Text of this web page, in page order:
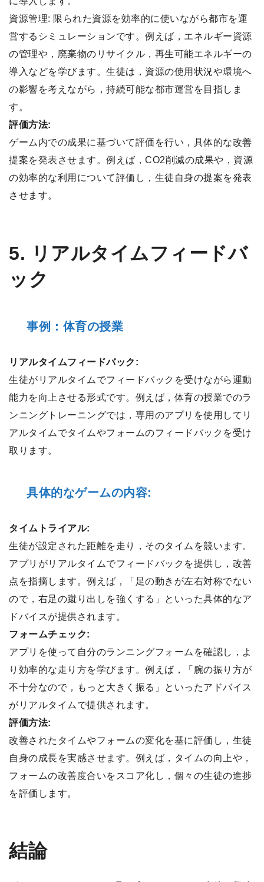
資源管理: 限られた資源を効率的に使いながら都市を運
営するシミュレーションです。例えば，エネルギー資源
の管理や，廃棄物のリサイクル，再生可能エネルギーの
導入などを学びます。生徒は，資源の使用状況や環境へ
の影響を考えながら，持続可能な都市運営を目指しま
す。
評価方法:
ゲーム内での成果に基づいて評価を行い，具体的な改善
提案を発表させます。例えば，CO2削減の成果や，資源
の効率的な利用について評価し，生徒自身の提案を発表
させます。
5. リアルタイムフィードバ
ック
事例：体育の授業
リアルタイムフィードバック:
生徒がリアルタイムでフィードバックを受けながら運動
能力を向上させる形式です。例えば，体育の授業でのラ
ンニングトレーニングでは，専用のアプリを使用してリ
アルタイムでタイムやフォームのフィードバックを受け
取ります。
具体的なゲームの内容:
タイムトライアル:
生徒が設定された距離を走り，そのタイムを競います。
アプリがリアルタイムでフィードバックを提供し，改善
点を指摘します。例えば，「足の動きが左右対称でない
ので，右足の蹴り出しを強くする」といった具体的なア
ドバイスが提供されます。
フォームチェック:
アプリを使って自分のランニングフォームを確認し，よ
り効率的な走り方を学びます。例えば，「腕の振り方が
不十分なので，もっと大きく振る」といったアドバイス
がリアルタイムで提供されます。
評価方法:
改善されたタイムやフォームの変化を基に評価し，生徒
自身の成長を実感させます。例えば，タイムの向上や，
フォームの改善度合いをスコア化し，個々の生徒の進捗
を評価します。
結論